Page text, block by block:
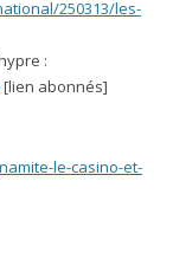
250313/les-
:
[lien abonnés]
le-casino-et-